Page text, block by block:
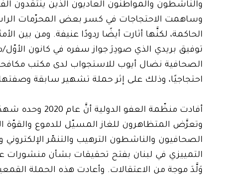
والناشطون والمواطنون العاديون الذين ينتقدون
وساهمت الاحتجاجات في كسر بعض المحرّمات
الحاكمة، لكنَّها أثارت أيضًا ردودًا عنيفة. ومن بين
الصحافية نضال أيوب للاستجواب لدى مكتب مكافحة
احتجاجيًا، وذلك على إثر حملة تشهير سابقة وصفتها
وتعرَّض المتظاهرون للغاز المسيّل للدموع والقوّة
الصحافيون والناشطون الترهيب والتنمّر الإلكتروني
التمييزي في لبنان بفتح تحقيقات بشأن منشورات